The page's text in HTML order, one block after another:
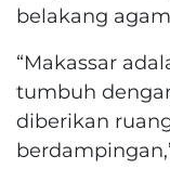
belakang
“Makassar
tumbuh
diberikan